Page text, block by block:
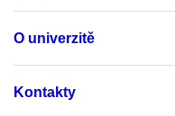
O univerzitě
Kontakty